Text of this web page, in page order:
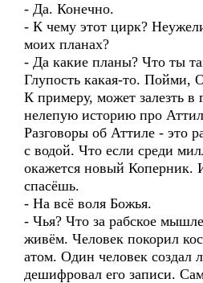
- Да. Конечно.
- К чему этот цирк?
моих планах?
- Да какие планы? Что ты
Глупость какая-то. Пойми,
К примеру, может залезть в
нелепую историю про
Разговоры об Аттиле - это
с водой. Что если среди
окажется новый Коперник.
спасёшь.
- На всё воля Божья.
- Чья? Что за рабское
живём. Человек покорил
атом. Один человек создал
дешифровал его записи.